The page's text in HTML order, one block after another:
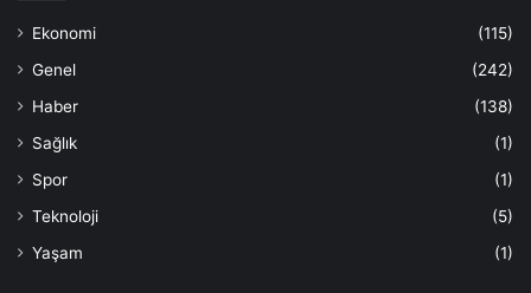
Ekonomi
(115)
Genel
(242)
Haber
(138)
Sağlık
(1)
Spor
(1)
Teknoloji
(5)
Yaşam
(1)